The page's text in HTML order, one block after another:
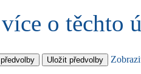
o těchto
Uložit předvolby